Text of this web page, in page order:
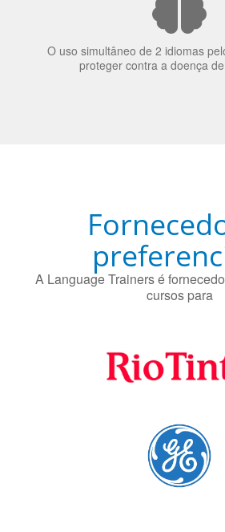
O uso simultâneo de 2 idiomas
proteger contra a doença
A Language Trainers é
cursos para